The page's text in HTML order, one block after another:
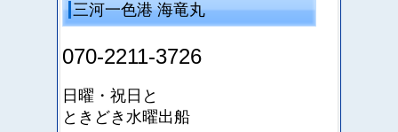
三河一色港 海竜丸
070-2211-3726
日曜・祝日と
ときどき水曜出船